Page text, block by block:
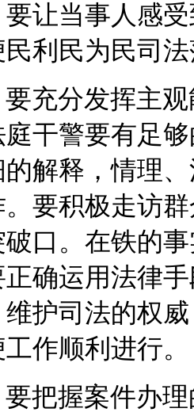
让当事人感
利民为民司
充分发挥主观
干警要有足
解释，情理
要积极走访
口。在铁的
确运用法律
护司法的权
作顺利进行。
把握案件办理